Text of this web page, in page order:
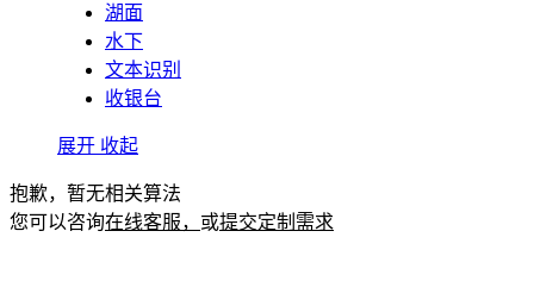
湖面
水下
文本识别
收银台
展开 收起
抱歉，暂无相关算法
您可以咨询在线客服， 或提交定制需求